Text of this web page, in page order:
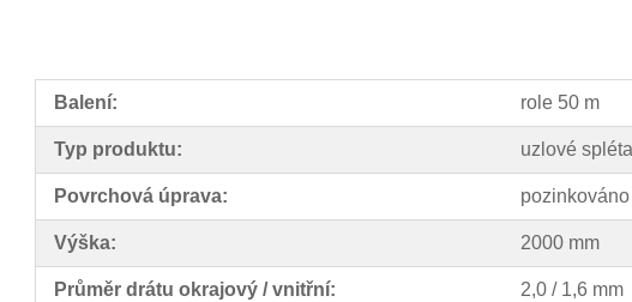
Balení: role 50 m
Typ produktu: uzlové
Povrchová úprava: pozinkováno
Výška: 2000 mm
Průměr drátu okrajový / vnitřní: 2,0 / 1,6 mm